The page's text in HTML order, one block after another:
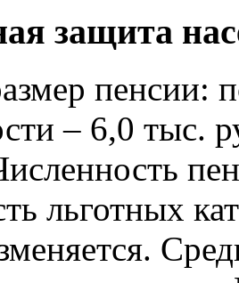
защита
пенсии:
– 6,0 тыс.
льготных